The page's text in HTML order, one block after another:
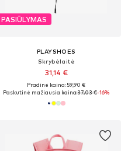
PASIŪLYMAS
PLAYSHOES
Skrybėlaitė
31,14 €
Pradinė kaina: 59,90 €
Paskutinė mažiausia kaina:37,03 €-16%